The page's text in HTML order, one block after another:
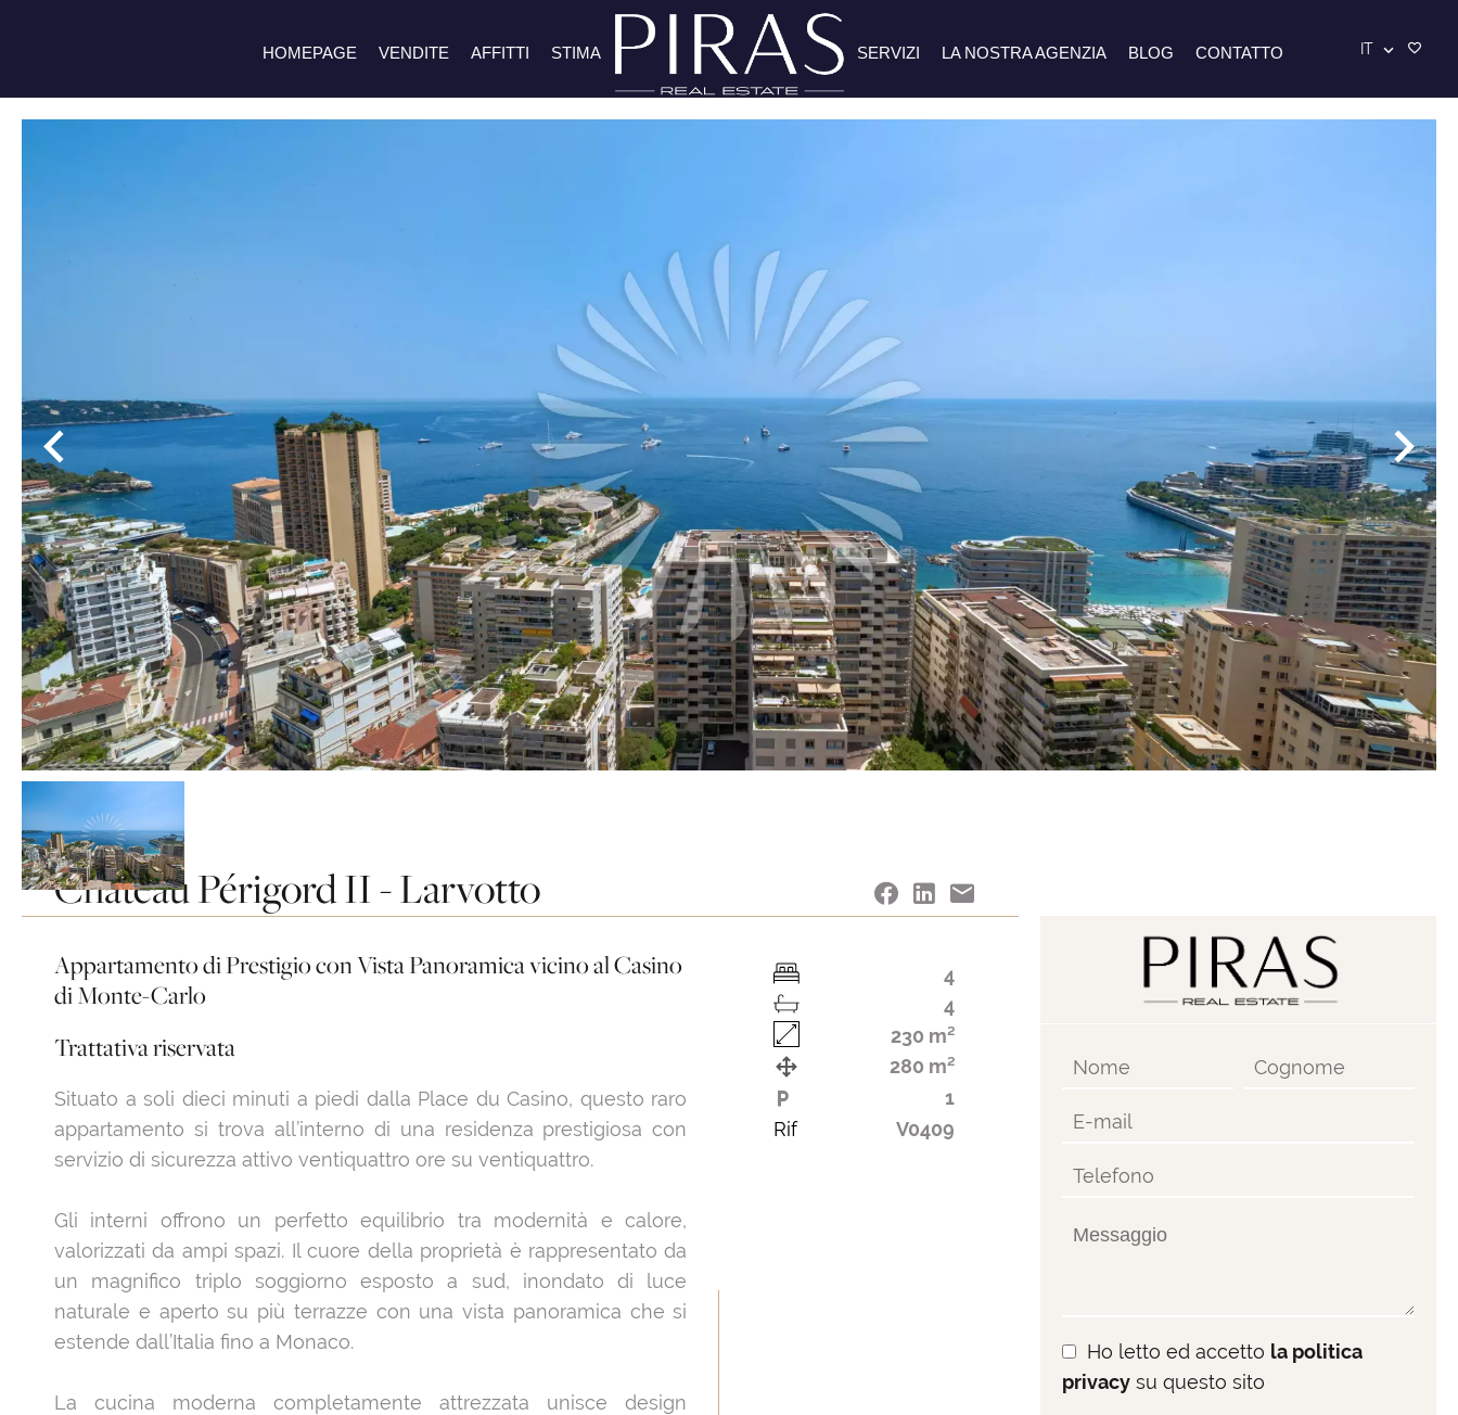
HOMEPAGE VENDITE AFFITTI STIMA SERVIZI LA NOSTRA AGENZIA BLOG CONTATTO IT
Homepage Vendite Monaco Monaco Chateau périgord ii - larvotto
Chateau Périgord II - Larvotto
Appartamento di Prestigio con Vista Panoramica vicino al Casino
di Monte-Carlo
Trattativa riservata
Situato a soli dieci minuti a piedi dalla Place du Casino, questo raro
appartamento si trova all’interno di una residenza prestigiosa con
servizio di sicurezza attivo ventiquattro ore su ventiquattro.
Gli interni offrono un perfetto equilibrio tra modernità e calore,
valorizzati da ampi spazi. Il cuore della proprietà è rappresentato da
un magnifico triplo soggiorno esposto a sud, inondato di luce
naturale e aperto su più terrazze con una vista panoramica che si
estende dall’Italia fino a Monaco.
La cucina moderna completamente attrezzata unisce design
4
4
230 m²
280 m²
1
Rif
V0409
Ho letto ed accetto la politica
privacy su questo sito